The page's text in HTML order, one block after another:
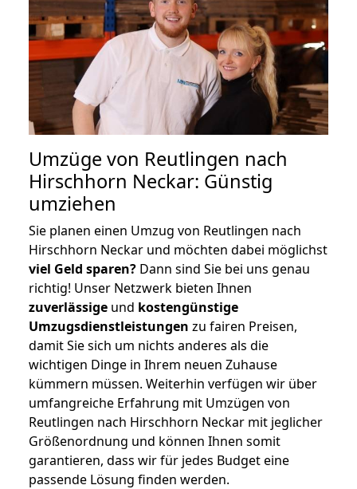
Umzüge von Reutlingen nach
Hirschhorn Neckar: Günstig
umziehen
Sie planen einen Umzug von Reutlingen nach
Hirschhorn Neckar und möchten dabei möglichst
viel Geld sparen? Dann sind Sie bei uns genau
richtig! Unser Netzwerk bieten Ihnen
zuverlässige und kostengünstige
Umzugsdienstleistungen zu fairen Preisen,
damit Sie sich um nichts anderes als die
wichtigen Dinge in Ihrem neuen Zuhause
kümmern müssen. Weiterhin verfügen wir über
umfangreiche Erfahrung mit Umzügen von
Reutlingen nach Hirschhorn Neckar mit jeglicher
Größenordnung und können Ihnen somit
garantieren, dass wir für jedes Budget eine
passende Lösung finden werden.